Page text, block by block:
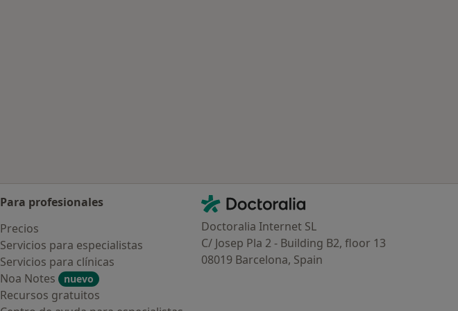
Para profesionales
Precios
Servicios para especialistas
Servicios para clínicas
Noa Notes
nuevo
Recursos gratuitos
Contacto
Doctoralia - Página de inicio
Doctoralia Internet SL
C/ Josep Pla 2 - Building B2, floor 13
08019 Barcelona, Spain